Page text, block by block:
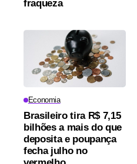
fraqueza
Economia
Brasileiro tira R$ 7,15
bilhões a mais do que
deposita e poupança
fecha julho no